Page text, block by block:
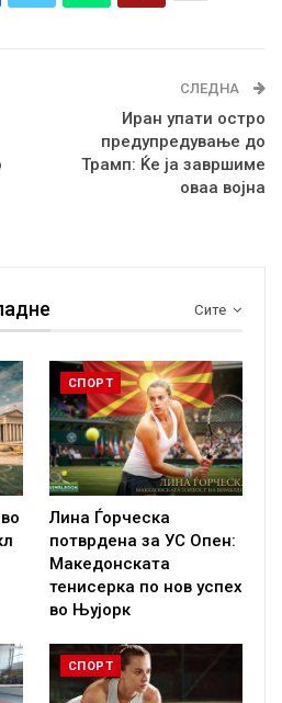
СЛЕДНА
Иран упати остро
предупредување до
Трамп: Ќе ја завршиме
оваа војна
Сите
СПОРТ
Лина Ѓорческа
потврдена за УС Опен:
Македонската
тенисерка по нов успех
во Њујорк
СПОРТ